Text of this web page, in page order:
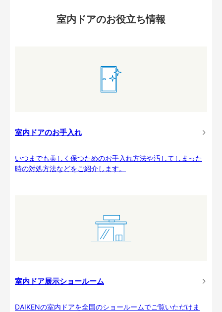
室内ドアのお役立ち情報
室内ドアのお手入れ
いつまでも美しく保つためのお手入れ方法や汚してしまった
時の対処方法などをご紹介します。
室内ドア展示ショールーム
DAIKENの室内ドアを全国のショールームでご覧いただけま